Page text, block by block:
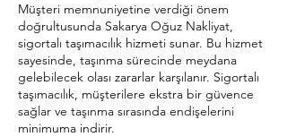
Müşteri memnuniyetine verdiği önem
doğrultusunda Sakarya Oğuz Nakliyat,
sigortalı taşımacılık hizmeti sunar. Bu hizmet
sayesinde, taşınma sürecinde meydana
gelebilecek olası zararlar karşılanır. Sigortalı
taşımacılık, müşterilere ekstra bir güvence
sağlar ve taşınma sırasında endişelerini
minimuma indirir.